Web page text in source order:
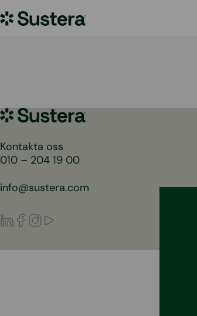
till
Sustera
Sustera
Sweden
Kontakta oss
010 – 204 19 00
info@sustera.com
LinkedIn
Facebook
Instagram